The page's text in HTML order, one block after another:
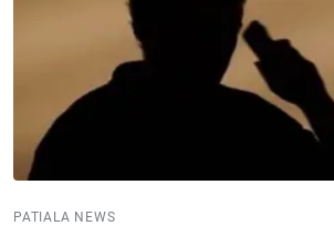
PATIALA NEWS